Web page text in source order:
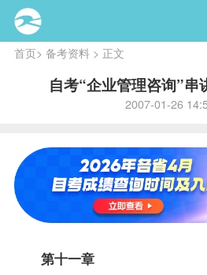
首页> 备考资料> 正文
自考“企业管理咨询”串
2007-01-26
第十一章